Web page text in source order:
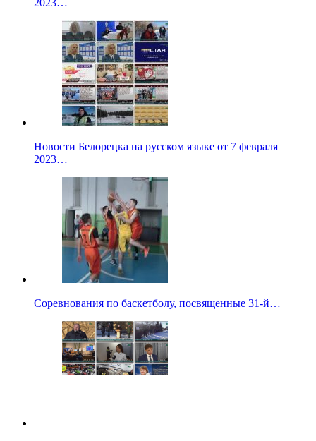
2023…
Новости Белорецка на русском языке от 7 февраля
2023…
Соревнования по баскетболу, посвященные 31-й…